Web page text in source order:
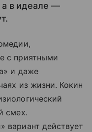
а в идеале —
с приятными
и даже
из жизни. Кокин
смех.
вариант действует